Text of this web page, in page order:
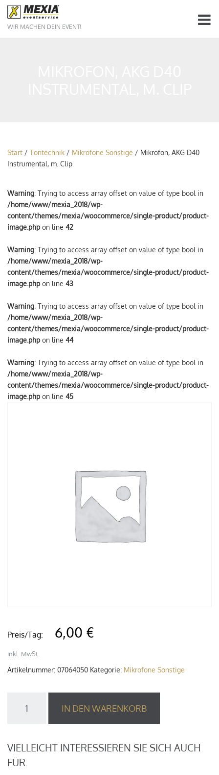
WIR MACHEN DEIN EVENT!
Start / Tontechnik / Mikrofone Sonstige / Mikrofon, AKG D40
Instrumental, m. Clip
Warning: Trying to access array offset on value of type bool in
/home/www/mexia_2018/wp-
content/themes/mexia/woocommerce/single-product/product-
image.phpon line 42
Warning: Trying to access array offset on value of type bool in
/home/www/mexia_2018/wp-
content/themes/mexia/woocommerce/single-product/product-
image.phpon line 43
Warning: Trying to access array offset on value of type bool in
/home/www/mexia_2018/wp-
content/themes/mexia/woocommerce/single-product/product-
image.phpon line 44
Warning: Trying to access array offset on value of type bool in
/home/www/mexia_2018/wp-
content/themes/mexia/woocommerce/single-product/product-
image.phpon line 45
Preis/Tag: 6,00 €
inkl. MwSt.
Artikelnummer: 07064050 Kategorie: Mikrofone Sonstige
m.
Clip
Menge
IN DEN WARENKORB
VIELLEICHT INTERESSIEREN SIE SICH AUCH
FÜR: